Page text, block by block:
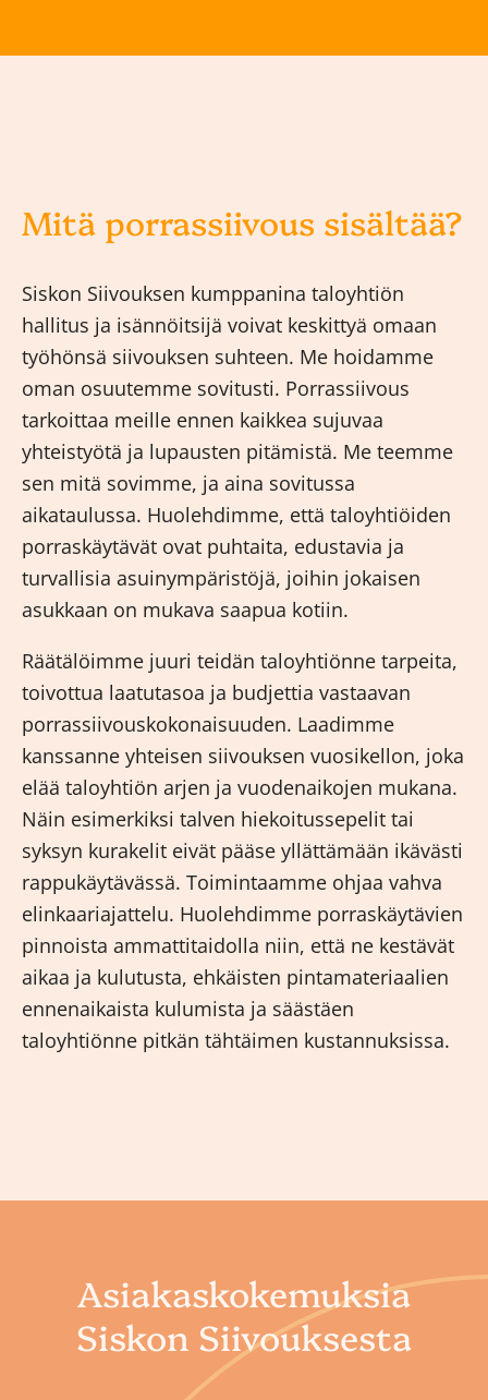
Mitä porrassiivous sisältää?
Siskon Siivouksen kumppanina taloyhtiön
hallitus ja isännöitsijä voivat keskittyä omaan
työhönsä siivouksen suhteen. Me hoidamme
oman osuutemme sovitusti. Porrassiivous
tarkoittaa meille ennen kaikkea sujuvaa
yhteistyötä ja lupausten pitämistä. Me teemme
sen mitä sovimme, ja aina sovitussa
aikataulussa. Huolehdimme, että taloyhtiöiden
porraskäytävät ovat puhtaita, edustavia ja
turvallisia asuinympäristöjä, joihin jokaisen
asukkaan on mukava saapua kotiin.
Räätälöimme juuri teidän taloyhtiönne tarpeita,
toivottua laatutasoa ja budjettia vastaavan
porrassiivouskokonaisuuden. Laadimme
kanssanne yhteisen siivouksen vuosikellon, joka
elää taloyhtiön arjen ja vuodenaikojen mukana.
Näin esimerkiksi talven hiekoitussepelit tai
syksyn kurakelit eivät pääse yllättämään ikävästi
rappukäytävässä. Toimintaamme ohjaa vahva
elinkaariajattelu. Huolehdimme porraskäytävien
pinnoista ammattitaidolla niin, että ne kestävät
aikaa ja kulutusta, ehkäisten pintamateriaalien
ennenaikaista kulumista ja säästäen
taloyhtiönne pitkän tähtäimen kustannuksissa.
Asiakaskokemuksia
Siskon Siivouksesta